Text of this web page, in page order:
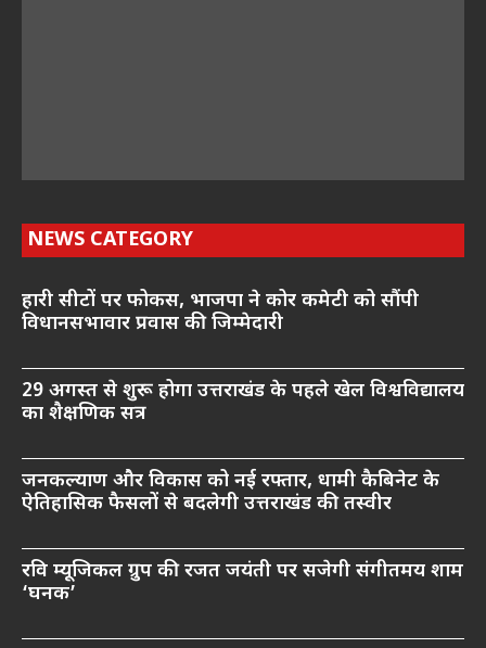
NEWS CATEGORY
हारी सीटों पर फोकस, भाजपा ने कोर कमेटी को सौंपी
विधानसभावार प्रवास की जिम्मेदारी
29 अगस्त से शुरू होगा उत्तराखंड के पहले खेल विश्वविद्यालय
का शैक्षणिक सत्र
जनकल्याण और विकास को नई रफ्तार, धामी कैबिनेट के
ऐतिहासिक फैसलों से बदलेगी उत्तराखंड की तस्वीर
रवि म्यूजिकल ग्रुप की रजत जयंती पर सजेगी संगीतमय शाम
‘घनक’